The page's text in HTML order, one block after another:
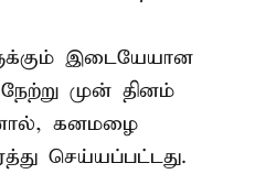
இடையேயான
முன் தினம்
கனமழை
செய்யப்பட்டது.